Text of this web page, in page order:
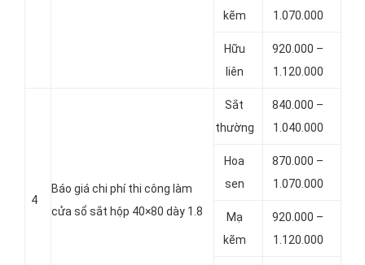
kẽm
1.070.000
Hữu
liên
920.000 –
1.120.000
4
Báo giá chi phí thi công làm
cửa sổ sắt hộp 40×80 dày 1.8
Sắt
thường
840.000 –
1.040.000
Hoa
sen
870.000 –
1.070.000
Mạ
kẽm
920.000 –
1.120.000